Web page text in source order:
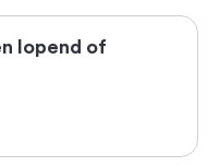
lopend of